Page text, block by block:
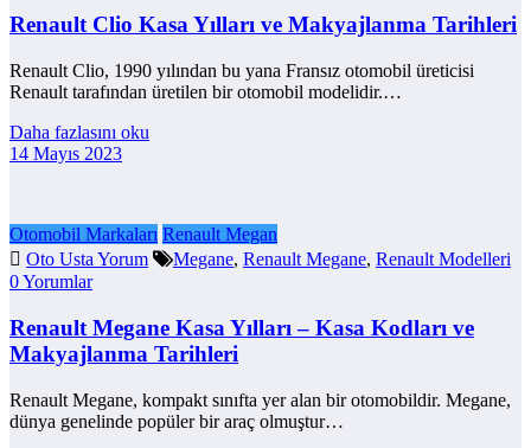
Renault Clio Kasa Yılları ve Makyajlanma Tarihleri
Renault Clio, 1990 yılından bu yana Fransız otomobil üreticisi
Renault tarafından üretilen bir otomobil modelidir.…
Daha fazlasını oku
14 Mayıs 2023
Otomobil Markaları Renault Megan
Oto Usta Yorum
Megane, Renault Megane, Renault Modelleri
0 Yorumlar
Renault Megane Kasa Yılları – Kasa Kodları ve
Makyajlanma Tarihleri
Renault Megane, kompakt sınıfta yer alan bir otomobildir. Megane,
dünya genelinde popüler bir araç olmuştur…